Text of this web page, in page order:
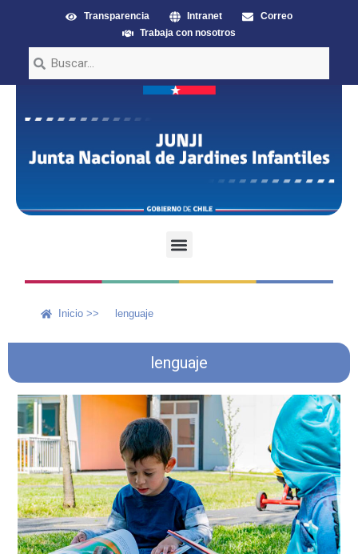
Transparencia Intranet
Correo
Trabaja con nosotros
Inicio >> lenguaje
lenguaje